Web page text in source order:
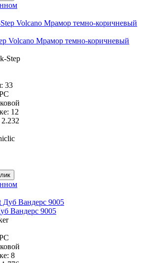
Volcano Мрамор темно-коричневый
Step
33
12
2.232
Вандерс 9005
8